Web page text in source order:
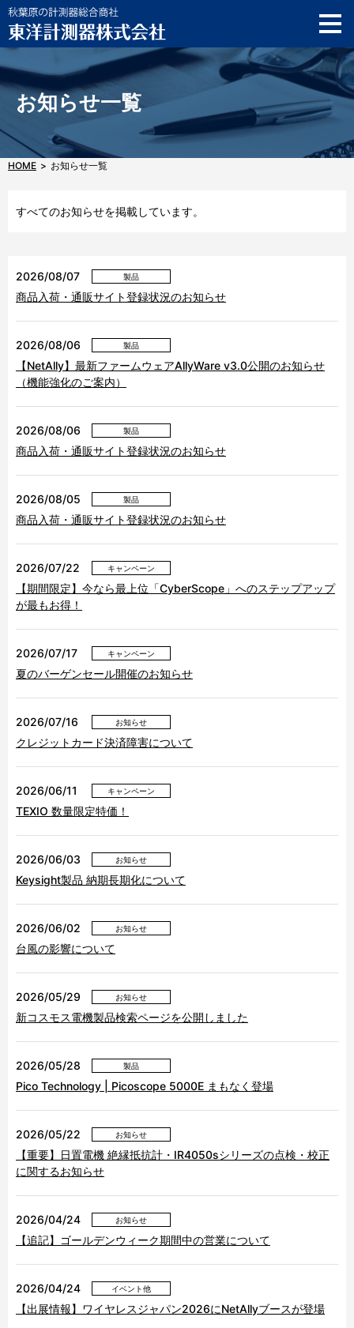
ご利用ガイド
製品サポート情報
AKIBA SOLUTION SQUARE
メーカーショップ
お知らせ
English
お知らせ一覧
HOME お知らせ一覧
すべてのお知らせを掲載しています。
2026/08/07 製品
商品入荷・通販サイト登録状況のお知らせ
2026/08/06 製品
【NetAlly】最新ファームウェアAllyWare v3.0公開のお知らせ
（機能強化のご案内）
2026/08/06 製品
商品入荷・通販サイト登録状況のお知らせ
2026/08/05 製品
商品入荷・通販サイト登録状況のお知らせ
2026/07/22 キャンペーン
【期間限定】今なら最上位「CyberScope」へのステップアップ
が最もお得！
2026/07/17 キャンペーン
夏のバーゲンセール開催のお知らせ
2026/07/16 お知らせ
クレジットカード決済障害について
2026/06/11 キャンペーン
TEXIO 数量限定特価！
2026/06/03 お知らせ
Keysight製品 納期長期化について
2026/06/02 お知らせ
台風の影響について
2026/05/29 お知らせ
新コスモス電機製品検索ページを公開しました
2026/05/28 製品
Pico Technology | Picoscope 5000E まもなく登場
2026/05/22 お知らせ
【重要】日置電機 絶縁抵抗計・IR4050sシリーズの点検・校正
に関するお知らせ
2026/04/24 お知らせ
【追記】ゴールデンウィーク期間中の営業について
2026/04/24 イベント他
【出展情報】ワイヤレスジャパン2026にNetAllyブースが登場